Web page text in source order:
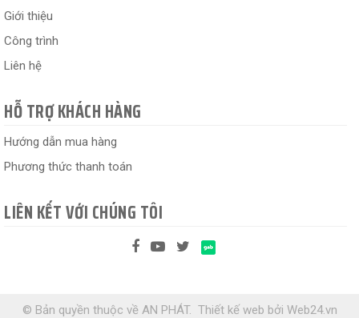
Giới thiệu
Công trình
Liên hệ
HỖ TRỢ KHÁCH HÀNG
Hướng dẫn mua hàng
Phương thức thanh toán
LIÊN KẾT VỚI CHÚNG TÔI
© Bản quyền thuộc về AN PHÁT. Thiết kế web bởi Web24.vn